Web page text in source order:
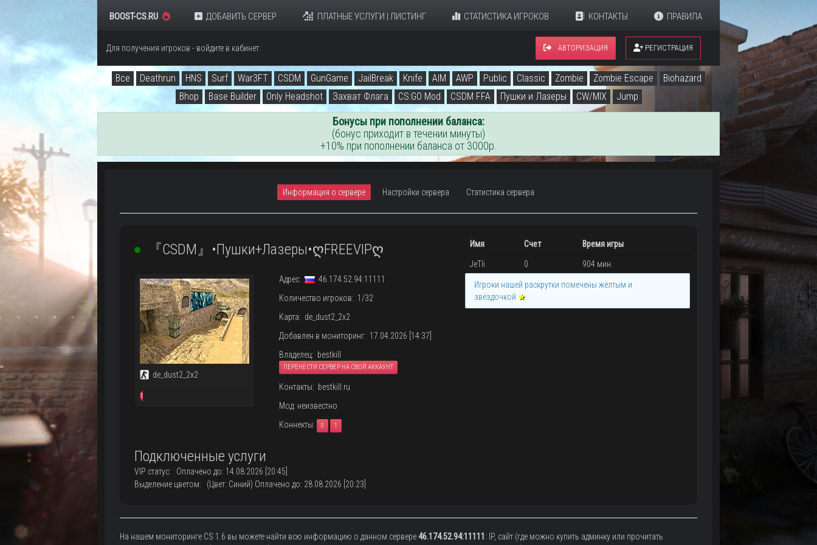
BOOST-CS.RU ДОБАВИТЬ СЕРВЕР ПЛАТНЫЕ УСЛУГИ | ЛИСТИНГ СТАТИСТИКА ИГРОКОВ КОНТАКТЫ ПРАВИЛА
Для получения игроков - войдите в кабинет. АВТОРИЗАЦИЯ РЕГИСТРАЦИЯ
Все Deathrun HNS Surf War3FT CSDM GunGame JailBreak Knife AIM AWP Public Classic Zombie Zombie Escape
Biohazard
Bhop
Base Builder Only Headshot Захват Флага CS:GO Mod CSDM FFA Пушки и Лазеры CW/MIX Jump
Бонусы при пополнении баланса:
(бонус приходит в течении минуты)
+10% при пополнении баланса от 3000р.
Информация о сервере Настройки сервера Статистика сервера
『CSDM』•Пушки+Лазеры•ღFREEVIPღ
de_dust2_2x2
1
Адрес:
46.174.52.94:11111
Количество игроков: 1/32
Карта: de_dust2_2x2
Добавлен в мониторинг: 17.04.2026 [14:37]
Владелец: bestkill
ПЕРЕНЕСТИ СЕРВЕР НА СВОЙ АККАУНТ
Контакты: bestkill.ru
Мод: неизвестно
Коннекты:
0 1
Подключенные услуги
VIP статус: Оплачено до: 14.08.2026 [20:45]
Выделение цветом: (Цвет: Синий) Оплачено до: 28.08.2026 [20:23]
Имя Счет Время игры
JeTli 0 904 мин.
Игроки нашей раскрутки помечены жёлтым и
звёздочкой ★.
На нашем мониторинге CS 1.6 вы можете найти всю информацию о данном сервере46.174.52.94:11111: IP, сайт (где можно купить админку или прочитать